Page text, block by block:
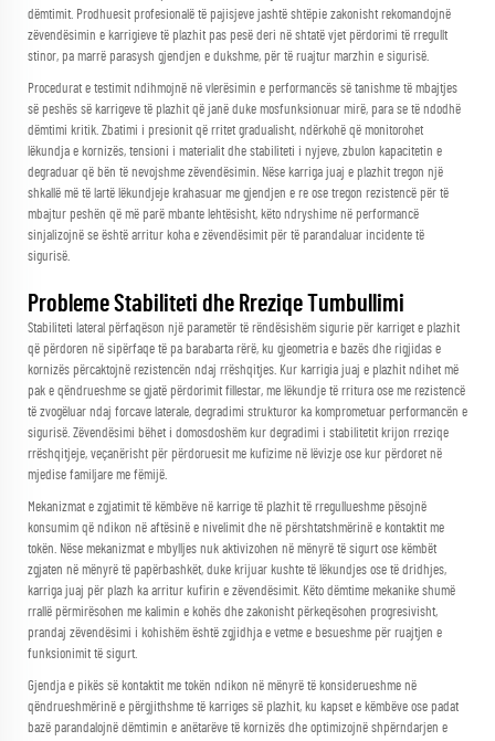
dëmtimit. Prodhuesit profesionalë të pajisjeve jashtë shtëpie zakonisht rekomandojnë
zëvendësimin e karrigieve të plazhit pas pesë deri në shtatë vjet përdorimi të rregullt
stinor, pa marrë parasysh gjendjen e dukshme, për të ruajtur marzhin e sigurisë.
Procedurat e testimit ndihmojnë në vlerësimin e performancës së tanishme të mbajtjes
së peshës së karrigeve të plazhit që janë duke mosfunksionuar mirë, para se të ndodhë
dëmtimi kritik. Zbatimi i presionit që rritet gradualisht, ndërkohë që monitorohet
lëkundja e kornizës, tensioni i materialit dhe stabiliteti i nyjeve, zbulon kapacitetin e
degraduar që bën të nevojshme zëvendësimin. Nëse karriga juaj e plazhit tregon një
shkallë më të lartë lëkundjeje krahasuar me gjendjen e re ose tregon rezistencë për të
mbajtur peshën që më parë mbante lehtësisht, këto ndryshime në performancë
sinjalizojnë se është arritur koha e zëvendësimit për të parandaluar incidente të
sigurisë.
Probleme Stabiliteti dhe Rreziqe Tumbullimi
Stabiliteti lateral përfaqëson një parametër të rëndësishëm sigurie për karriget e plazhit
që përdoren në sipërfaqe të pa barabarta rërë, ku gjeometria e bazës dhe rigjidas e
kornizës përcaktojnë rezistencën ndaj rrëshqitjes. Kur karrigia juaj e plazhit ndihet më
pak e qëndrueshme se gjatë përdorimit fillestar, me lëkundje të rritura ose me rezistencë
të zvogëluar ndaj forcave laterale, degradimi strukturor ka komprometuar performancën e
sigurisë. Zëvendësimi bëhet i domosdoshëm kur degradimi i stabilitetit krijon rreziqe
rrëshqitjeje, veçanërisht për përdoruesit me kufizime në lëvizje ose kur përdoret në
mjedise familjare me fëmijë.
Mekanizmat e zgjatimit të këmbëve në karrige të plazhit të rregullueshme pësojnë
konsumim që ndikon në aftësinë e nivelimit dhe në përshtatshmërinë e kontaktit me
tokën. Nëse mekanizmat e mbylljes nuk aktivizohen në mënyrë të sigurt ose këmbët
zgjaten në mënyrë të papërbashkët, duke krijuar kushte të lëkundjes ose të dridhjes,
karriga juaj për plazh ka arritur kufirin e zëvendësimit. Këto dëmtime mekanike shumë
rrallë përmirësohen me kalimin e kohës dhe zakonisht përkeqësohen progresivisht,
prandaj zëvendësimi i kohishëm është zgjidhja e vetme e besueshme për ruajtjen e
funksionimit të sigurt.
Gjendja e pikës së kontaktit me tokën ndikon në mënyrë të konsiderueshme në
qëndrueshmërinë e përgjithshme të karriges së plazhit, ku kapset e këmbëve ose padat
bazë parandalojnë dëmtimin e anëtarëve të kornizës dhe optimizojnë shpërndarjen e